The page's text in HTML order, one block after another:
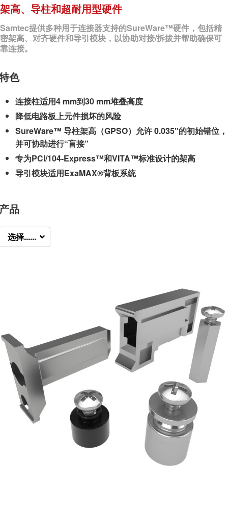
架高、导柱和超耐用型硬件
Samtec提供多种用于连接器支持的SureWare™硬件，包括精
密架高、对齐硬件和导引模块，以协助对接/拆拔并帮助确保可
靠连接。
色
连接柱适用4 mm到30 mm堆叠高度
降低电路板上元件损坏的风险
SureWare™ 导柱架高（GPSO）允许 0.035"的初始错位，
并可协助进行“盲接”
专为PCI/104-Express™和VITA™标准设计的架高
导引模块适用ExaMAX®背板系统
品
选择......